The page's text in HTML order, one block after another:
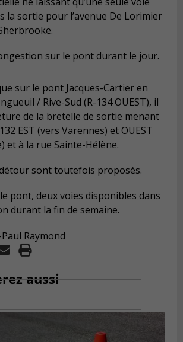
la sortie pour l’avenue De Lorimier
sur le pont durant le jour.
sur le pont Jacques-Cartier en
/ Rive-Sud (R-134 OUEST), il
de la bretelle de sortie menant
EST (vers Varennes) et OUEST
et à la rue Sainte-Hélène.
sont toutefois proposés.
pont, deux voies disponibles dans
durant la fin de semaine.
Raymond
aussi